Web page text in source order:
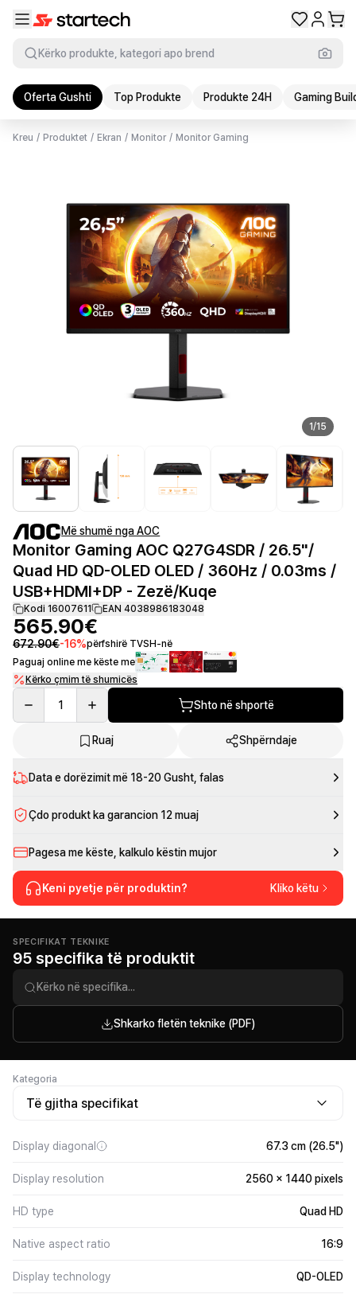
Kërko produkte, kategori apo brend
Oferta Gushti Top Produkte Produkte 24H Gaming
Kreu / Produktet / Ekran / Monitor / Monitor Gaming
1/15
Më shumë nga AOC
Monitor Gaming AOC Q27G4SDR / 26.5"/
Quad HD QD-OLED OLED / 360Hz / 0.03ms /
USB+HDMI+DP - Zezë/Kuqe
Kodi 16007611 EAN 4038986183048
565.90€
672.90€-16%përfshirë TVSH-në
Paguaj online me këste me
Kërko çmim të shumicës
1 Shto në shportë
Ruaj Shpërndaje
Data e dorëzimit më 18-20 Gusht , falas
Çdo produkt ka garancion 12 muaj
Pagesa me këste, kalkulo këstin mujor
Keni pyetje për produktin? Kliko këtu
SPECIFIKAT TEKNIKE
95 specifika të produktit
Shkarko fletën teknike (PDF)
Kategoria
Të gjitha specifikat
Display diagonal 67.3 cm (26.5")
Display resolution 2560 x 1440 pixels
HD type Quad HD
Native aspect ratio 16:9
Display technology QD-OLED